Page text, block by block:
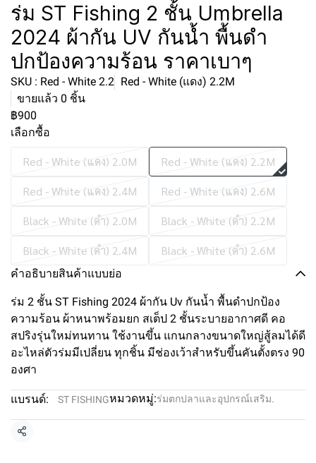
ร่ม ST Fishing 2 ชั้น Umbrella
2024 ผ้ากัน UV กันน้ำ พื้นดำ
ปกป้องความร้อน ราคาเบาๆ
SKU : Red - White 2.2 Red - White (แดง) 2.2M
ขายแล้ว 0 ชิ้น
฿900
เลือกซื้อ
Red - White (แดง) 2.0M
Red - White (แดง) 2.2M
Red - White (แดง) 2.4M
Red - White (แดง) 2.6M
Black - White (ดำ) 2.0M
Black - White (ดำ) 2.2M
Black - White (ดำ) 2.4M
Black - White (ดำ) 2.6M
คำอธิบายสินค้าแบบย่อ
ร่ม 2 ชั้น ST Fishing 2024 ผ้ากัน Uv กันน้ำ พื้นดำปกป้อง
ความร้อน ผ้าหนาพร้อมยก สเต็ป 2 ชั้นระบายอากาศดี คอ
สปริงรุ่นใหม่ทนทาน ใช้งานขึ้น แกนกลางขนาดใหญ่สู้ลมได้ดี
อะไหล่ตัวร่มมีเปลี่ยน ทุกชิ้น มีช่องเว้าสำหรับขึ้นคันตั้งตรง 90
องศา
แบรนด์: ST FISHINGหมวดหมู่:ร่มตกปลาและอุปกรณ์เสริม.
แชร์